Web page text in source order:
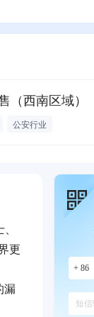
（西南区域）
公安行业
更
漏
+ 86